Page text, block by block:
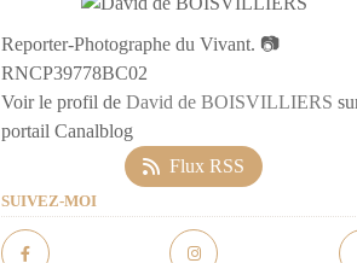
Reporter-Photographe du Vivant. 📷
RNCP39778BC02
Voir le profil de David de BOISVILLIERS
portail Canalblog
Flux RSS
SUIVEZ-MOI